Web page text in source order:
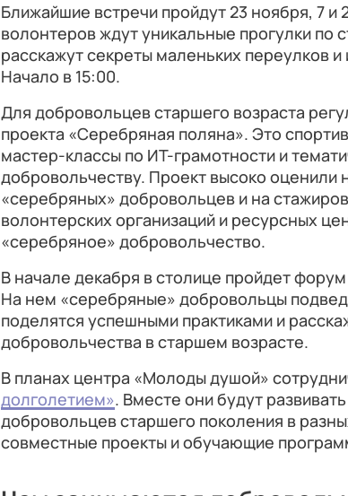
Ближайшие встречи пройдут 23 ноября, 7 и
волонтеров ждут уникальные прогулки по
расскажут секреты маленьких переулков
Начало в 15:00.
Для добровольцев старшего возраста
проекта «Серебряная поляна». Это
мастер-классы по ИТ-грамотности и
добровольчеству. Проект высоко оценили
«серебряных» добровольцев и на
волонтерских организаций и ресурсных
«серебряное» добровольчество.
В начале декабря в столице пройдет
На нем «серебряные» добровольцы
поделятся успешными практиками и
добровольчества в старшем возрасте.
В планах центра «Молоды душой»
долголетием». Вместе они будут
добровольцев старшего поколения в
совместные проекты и обучающие